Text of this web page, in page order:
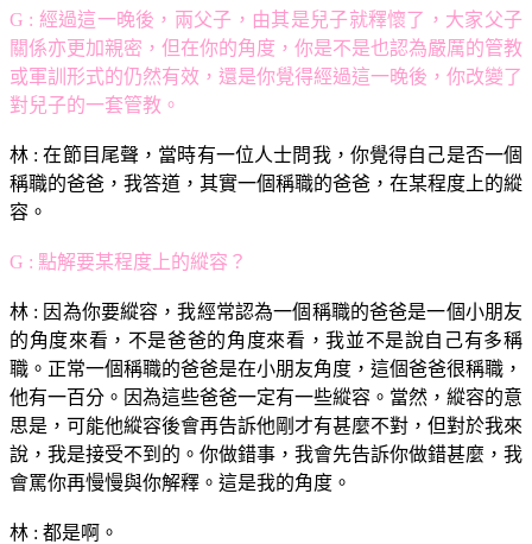
G : 經過這一晚後，兩父子，由其是兒子就釋懷了，大家父子
關係亦更加親密，但在你的角度，你是不是也認為嚴厲的管教
或軍訓形式的仍然有效，還是你覺得經過這一晚後，你改變了
對兒子的一套管教。
林 : 在節目尾聲，當時有一位人士問我，你覺得自己是否一個
稱職的爸爸，我答道，其實一個稱職的爸爸，在某程度上的縱
容。
G : 點解要某程度上的縱容？
林 : 因為你要縱容，我經常認為一個稱職的爸爸是一個小朋友
的角度來看，不是爸爸的角度來看，我並不是說自己有多稱
職。正常一個稱職的爸爸是在小朋友角度，這個爸爸很稱職，
他有一百分。因為這些爸爸一定有一些縱容。當然，縱容的意
思是，可能他縱容後會再告訴他剛才有甚麼不對，但對於我來
說，我是接受不到的。你做錯事，我會先告訴你做錯甚麼，我
會罵你再慢慢與你解釋。這是我的角度。
林 : 都是啊。